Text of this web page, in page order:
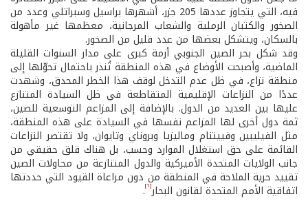
فيه، التي يتجاوز عددها 205 جزر، أشهرها براسيل وسبراتلي وعدد من
الصخور والكثبان الرملية والشعاب المرجانية، معظمها غير مأهولة
بالسكان، ويتشكل بعضها من عدد قليل من الصخور.
وقد شكل بحر الصين الجنوبي أزمة كبرى على مدار السنوات القليلة
الماضية، وأصبحت الأوضاع في هذه المنطقة تُنذر باحتمال تحوّلها إلى
منطقة نزاع، في ظل عدم التدخل لوقف هذا الخطر المحدق، وشهدت
عددًا من النزاعات الإقليمية المتقاطعة في ظل السيادة المتنازع
عليها بين العديد من الدول. بالإضافة إلى المزاعم التوسعية للصين،
ثمة دول أخرى لها المزاعم نفسها في السيادة على هذه المنطقة،
مثل الفيليبين وفييتنام وماليزيا وبروناي وتايوان، ولا تقتصر النزاعات
القائمة على حق استغلال الموارد وحسب، بل هناك قلق حقيقي من
جانب الولايات المتحدة الأميركية والدول المتنازعة من محاولات الصين
تقييد حرية الملاحة في المنطقة من دون مراعاة القيود التي حددتها
اتفاقية الأمم المتحدة لقانون البحار[1]
.